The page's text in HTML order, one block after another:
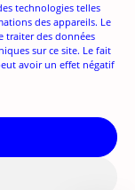
technologies telles
des appareils. Le
traiter des données
sur ce site. Le fait
avoir un effet négatif